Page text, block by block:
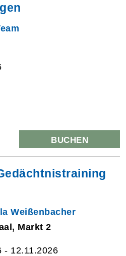
BUCHEN
Weißenbacher
Markt 2
- 12.11.2026